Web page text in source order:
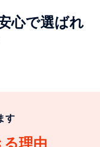
心で選ばれ
す
る理由